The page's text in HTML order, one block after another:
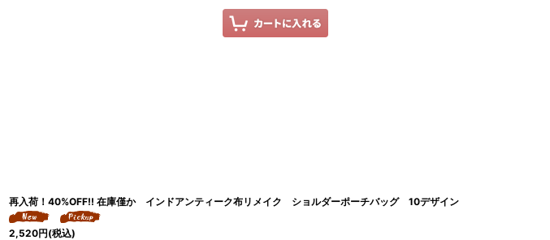
再入荷！40%OFF!! 在庫僅か インドアンティーク布リメイク ショルダーポーチバッグ 10デザイン
2,520円(税込)